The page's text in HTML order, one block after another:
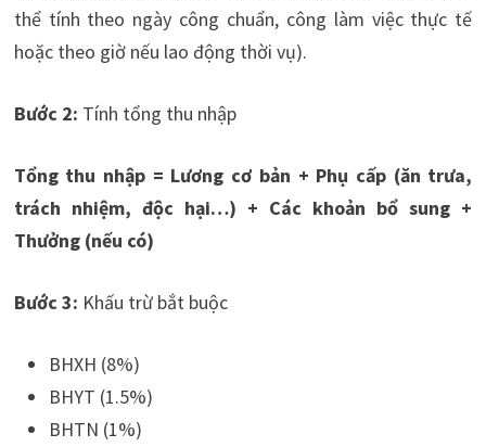
thể tính theo ngày công chuẩn, công làm việc thực tế
hoặc theo giờ nếu lao động thời vụ).
Bước 2: Tính tổng thu nhập
Tổng thu nhập = Lương cơ bản + Phụ cấp (ăn trưa,
trách nhiệm, độc hại…) + Các khoản bổ sung +
Thưởng (nếu có)
Bước 3: Khấu trừ bắt buộc
BHXH (8%)
BHYT (1.5%)
BHTN (1%)